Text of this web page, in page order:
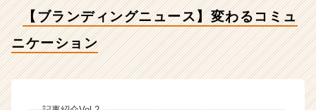
イ
【ブランディングニュース】変わるコミュ
ニケーション